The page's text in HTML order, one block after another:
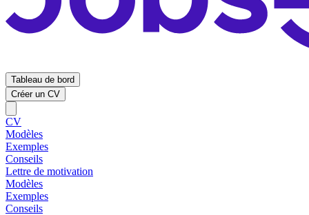
Tableau de bord
Créer un CV
CV
Modèles
Exemples
Conseils
Lettre de motivation
Modèles
Exemples
Conseils